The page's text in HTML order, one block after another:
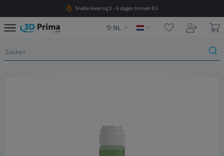
Snelle levering 2 - 6 dagen binnen EU
NL